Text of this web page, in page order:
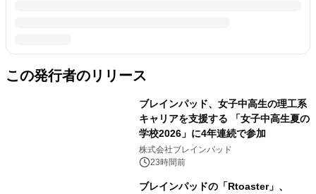
この発行者のリリース
ブレインパッド、女子中高生の理工系
キャリアを支援する 「女子中高生夏の
学校2026」に4年連続で参加
株式会社ブレインパッド
23時間前
ブレインパッドの「Rtoaster」、